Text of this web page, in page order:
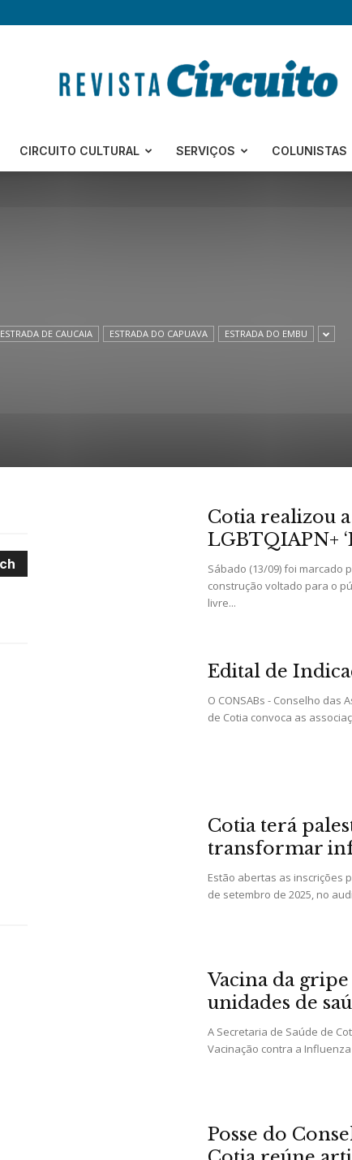
Revista
Portal
de
Notícias
Granja
CIRCUITO CULTURAL SERVIÇOS COLUNISTAS
ESTRADA DE CAUCAIA ESTRADA DO CAPUAVA ESTRADA DO EMBU
Cotia realizou
LGBTQIAPN+
Sábado (13/09) foi marcado
construção voltado para o
livre...
Edital de
O CONSABs - Conselho das
de Cotia convoca as
Cotia terá
transformar
Estão abertas as inscrições
de setembro de 2025, no
Vacina da
unidades de
A Secretaria de Saúde de
Vacinação contra a
Posse do